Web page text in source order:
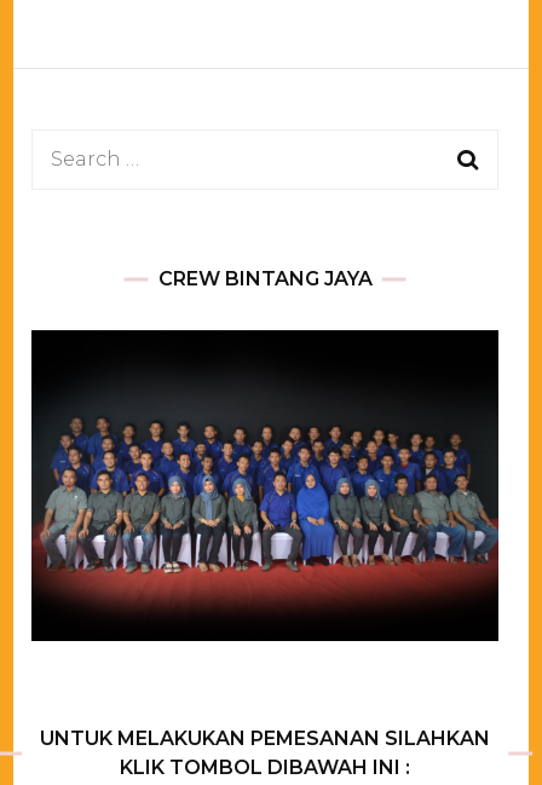
Search
CREW BINTANG JAYA
UNTUK MELAKUKAN PEMESANAN SILAHKAN
KLIK TOMBOL DIBAWAH INI :